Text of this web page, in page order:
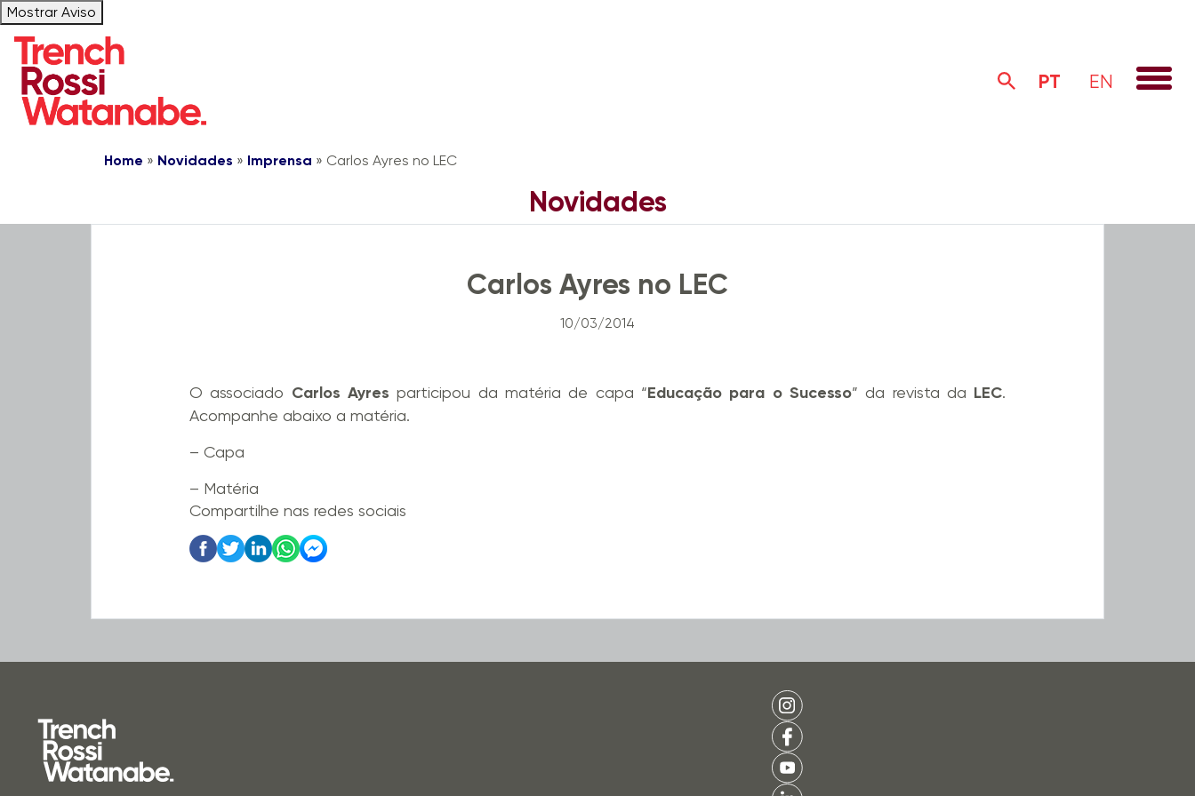
Mostrar Aviso
PT EN
Home » Novidades » Imprensa » Carlos Ayres no LEC
Novidades
Carlos Ayres no LEC
10/03/2014
O associado Carlos Ayres participou da matéria de capa “Educação para o Sucesso” da revista da LEC.
Acompanhe abaixo a matéria.
– Capa
– Matéria
Compartilhe nas redes sociais